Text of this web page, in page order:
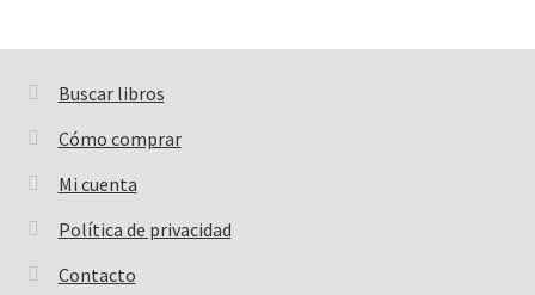
Buscar libros
Buscar:
Cómo comprar
Mi cuenta
Política de privacidad
Contacto